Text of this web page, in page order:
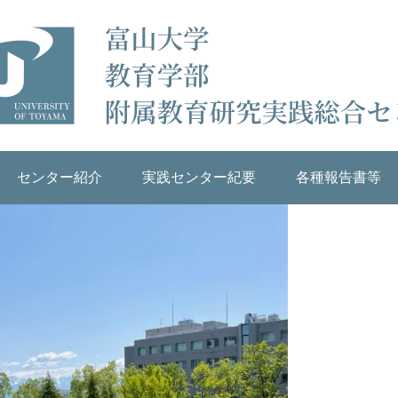
センター紹介 実践センター紀要 各種報告書等